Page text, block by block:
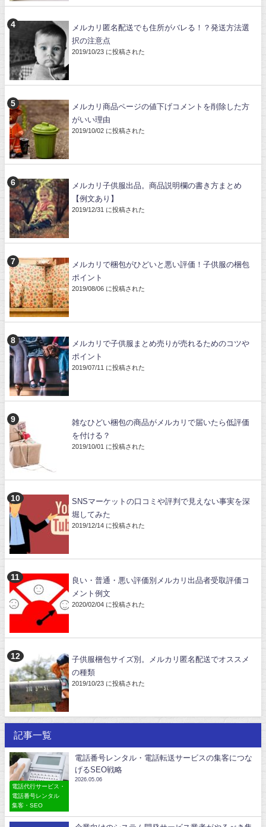
メルカリ匿名配送でも住所がバレる！？発送方法選
択の注意点
2019/10/23 に投稿された
メルカリ商品ページの値下げコメントを削除した方
がいい理由
2019/10/02 に投稿された
メルカリ子供服出品。商品説明欄の書き方まとめ
【例文あり】
2019/12/31 に投稿された
メルカリで梱包がひどいと悪い評価！子供服の梱包
ポイント
2019/08/06 に投稿された
メルカリで子供服まとめ売りが売れるためのコツや
ポイント
2019/07/11 に投稿された
雑なひどい梱包の商品がメルカリで届いたら低評価
を付ける？
2019/10/01 に投稿された
SNSマーケットの口コミや評判で見えない事実を深
堀してみた
2019/12/14 に投稿された
良い・普通・悪い評価別メルカリ出品者受取評価コ
メント例文
2020/02/04 に投稿された
子供服梱包サイズ別。メルカリ匿名配送でオススメ
の種類
2019/10/23 に投稿された
記事一覧
電話代行サービス・
電話番号レンタル
集客・SEO
電話番号レンタル・電話転送サービスの集客につな
げるSEO戦略
2026.05.06